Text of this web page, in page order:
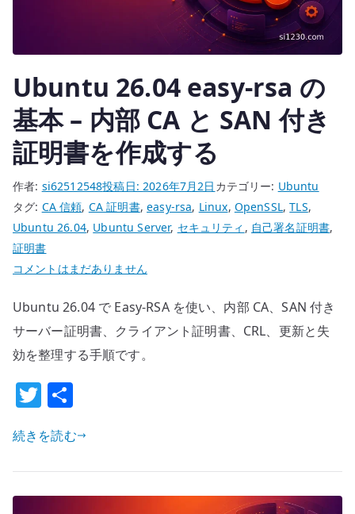
要
な
通
信
を
止
め
る
へ
の
Ubuntu 26.04 easy-rsa の
基本 – 内部 CA と SAN 付き
証明書を作成する
作者: si62512548投稿日: 2026年7月2日 カテゴリー: Ubuntu
タグ: CA 信頼, CA 証明書,easy-rsa, Linux, OpenSSL,TLS,
Ubuntu 26.04, Ubuntu Server, セキュリティ , 自己署名証明書,
証明書
Ubuntu
easy-
rsa
の
本
–
内
CA
と
コメントはまだありません
Ubuntu 26.04 で Easy-RSA を使い、内部 CA、SAN 付き
サーバー証明書、クライアント証明書、CRL、更新と失
効を整理する手順です。
T
w
it
te
r
続きを読む